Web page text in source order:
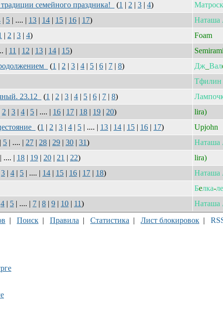
семейного праздника!
(1 | 2 | 3 | 4)
| 5 | .... | 13 | 14 | 15 | 16 | 17) Наташа
| 2 | 3 | 4) Foam
| 11 | 12 | 13 | 14 | 15)
(1 | 2 | 3 | 4 | 5 | 6 | 7 | 8) Дж Вал
Тфилин
23.12
(1 | 2 | 3 | 4 | 5 | 6 | 7 | 8)
2 | 3 | 4 | 5 | .... | 16 | 17 | 18 | 19 | 20) lira)
(1 | 2 | 3 | 4 | 5 | .... | 13 | 14 | 15 | 16 | 17) Upjohn
| 5 | .... | 27 | 28 | 29 | 30 | 31) Наташа
| .... | 18 | 19 | 20 | 21 | 22) lira)
3 | 4 | 5 | .... | 14 | 15 | 16 | 17 | 18) Наташа
Бeлка-
4 | 5 | .... | 7 | 8 | 9 | 10 | 11) Наташа
| Поиск | Правила | Статистика | Лист блокировок |